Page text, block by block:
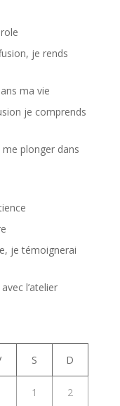
je rends
ma vie
je comprends
me plonger dans
je témoignerai
l’atelier
S D
1 2